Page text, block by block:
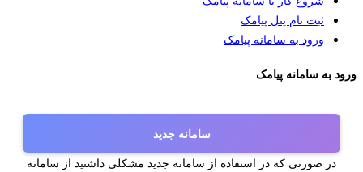
ثبت نام پنل پیامک
ورود به سامانه پیامک
ورود به سامانه پیامک
سامانه جدید
در صورتی که در استفاده از سامانه جدید مشکلی داشتید از سامانه